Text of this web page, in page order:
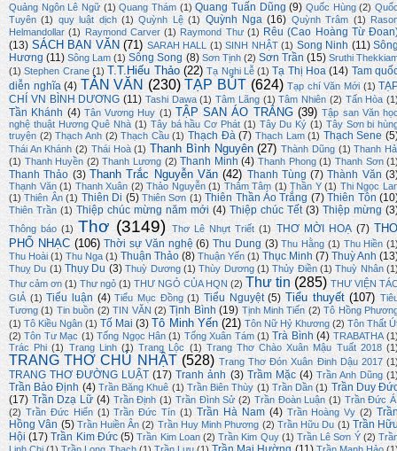
Quảng Ngôn Lê Ngữ (1) Quang Thám (1) Quang Tuấn Dũng (9) Quốc Hùng (2)
Tuyên (1) quy luật dịch (1) Quỳnh Lệ (1) Quỳnh Nga (16) Quỳnh Trâm (1)
Helmandollar (1) Raymond Carver (1) Raymond Thư (1) Rêu (Cao Hoàng Từ
(13) SÁCH BẠN VĂN (71) SARAH HALL (1) SINH NHẬT (1) Song Ninh (11)
Hương (11) Sông Lam (1) Sông Song (8) Sơn Tịnh (2) Sơn Trần (15) Sruthi
(1) Stephen Crane (1) T.T.Hiếu Thảo (22) Tạ Nghi Lễ (1) Tạ Thị Hoa (14) Tam
diễn nghĩa (4) TẢN VĂN (230) TẠP BÚT (624) Tạp chí Văn Mới (1)
CHÍ VN BÌNH DƯƠNG (11) Tashi Dawa (1) Tâm Lãng (1) Tâm Nhiên (2) Tấn Hòa
Tần Khánh (4) Tân Vương Huy (1) TẬP SAN ÁO TRẮNG (39) Tập san Văn
nghệ thuật Hương Quê Nhà (1) Tây bá hầu Cơ Phát (1) Tây Du Ký (1) Tây Sơn bi
truyện (2) Thạch Anh (2) Thạch Cầu (1) Thạch Đà (7) Thạch Lam (1) Thạch Sene
Thái An Khánh (2) Thái Hoà (1) Thanh Bình Nguyên (27) Thành Dũng (1) Thanh
(1) Thanh Huyền (2) Thanh Lương (2) Thanh Minh (4) Thanh Phong (1) Thanh Sơn
Thanh Thảo (3) Thanh Trắc Nguyễn Văn (42) Thanh Tùng (7) Thành Văn
Thạnh Văn (1) Thanh Xuân (2) Thảo Nguyễn (1) Thâm Tâm (1) Thần Y (1) Thi Ngọc
(1) Thiên Ân (1) Thiên Di (5) Thiên Sơn (1) Thiên Thần Áo Trắng (7) Thiên Tôn
Thiên Trần (1) Thiệp chúc mừng năm mới (4) Thiệp chúc Tết (3) Thiệp mừng
Thông báo (1) Thơ (3149) Thơ Lê Nhựt Triết (1) THƠ MỜI HOẠ (7)
PHỔ NHẠC (106) Thời sự Văn nghệ (6) Thu Dung (3) Thu Hằng (1) Thu Hiền
Thu Hoài (1) Thu Nga (1) Thuận Thảo (8) Thuận Yến (1) Thục Minh (7) Thuỳ Anh
Thuỵ Du (1) Thụy Du (3) Thuỳ Dương (1) Thùy Dương (1) Thủy Điền (1) Thuỳ Nhân
Thư cảm ơn (1) Thư ngỏ (1) THƯ NGỎ CỦA HQN (2) Thư tin (285) THƯ VIỆN
GIẢ (1) Tiểu luận (4) Tiểu Mục Đồng (1) Tiểu Nguyệt (5) Tiểu thuyết (107)
Tương (1) Tin buồn (2) TIN VĂN (2) Tịnh Bình (19) Tịnh Minh Tiến (2) Tô Hồng
(1) Tô Kiều Ngân (1) Tố Mai (3) Tô Minh Yến (21) Tôn Nữ Hỷ Khương (2) Tôn Thất
(2) Tôn Tư Mạc (1) Tống Ngọc Hân (1) Tống Xuân Tám (1) Trà Bình (4) TRABATHA
Trác Phi (1) Trang Linh (1) Trang Lộc (1) Trang Thơ Chào Xuân Mậu Tuất 2018
TRANG THƠ CHỦ NHẬT (528) Trang Thơ Đón Xuân Đinh Dậu 2017
TRANG THƠ ĐƯỜNG LUẬT (17) Tranh ảnh (3) Trầm Mặc (4) Trần Anh Dũng
Trần Bảo Định (4) Trần Băng Khuê (1) Trần Biên Thùy (1) Trần Dần (1) Trần Duy
(17) Trần Dzạ Lữ (4) Trần Định (1) Trần Đình Sử (2) Trần Đoàn Luận (1) Trần Đức
(2) Trần Đức Hiển (1) Trần Đức Tín (1) Trần Hà Nam (4) Trần Hoàng Vy (2)
Hồng Vân (5) Trần Huiền Ân (2) Trần Huy Minh Phương (2) Trần Hữu Du (1) Trần
Hội (17) Trần Kim Đức (5) Trần Kim Loan (2) Trần Kim Quy (1) Trần Lê Sơn Ý (2)